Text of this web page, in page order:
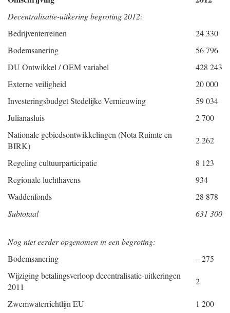
Decentralisatie-uitkering begroting 2012:
Bedrijventerreinen
24 330
Bodemsanering
56 796
DU Ontwikkel / OEM variabel
428 243
Externe veiligheid
20 000
Investeringsbudget Stedelijke Vernieuwing
59 034
Julianasluis
2 700
Nationale gebiedsontwikkelingen (Nota Ruimte en
BIRK)
2 262
Regeling cultuurparticipatie
8 123
Regionale luchthavens
934
Waddenfonds
28 878
Subtotaal
631 300
Nog niet eerder opgenomen in een begroting:
Bodemsanering
– 275
Wijziging betalingsverloop decentralisatie-uitkeringen
2011
2
Zwemwaterrichtlijn EU
1 200